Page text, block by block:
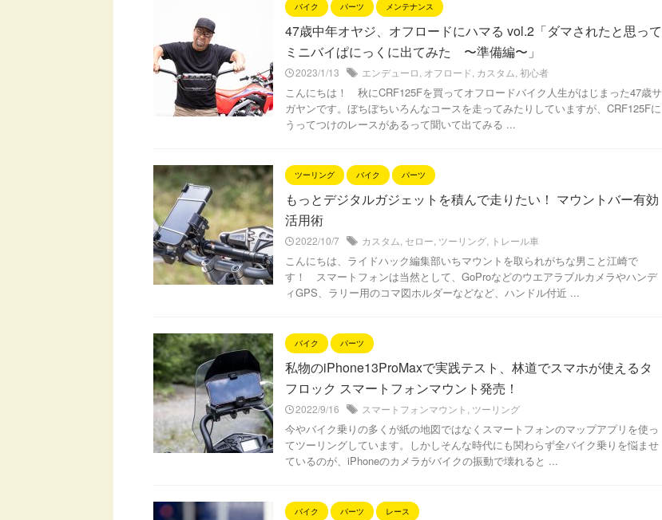
バイク パーツ メンテナンス
47歳中年オヤジ、オフロードにハマる vol.2「ダマされたと思って
ミニバイぱにっくに出てみた 〜準備編〜」
2023/1/13 エンデューロ オフロード カスタム 初心者
こんにちは！ 秋にCRF125Fを買ってオフロードバイク人生がはじまった47歳サ
ガヤンです。ぼちぼちいろんなコースを走ってみたりしていますが、CRF125Fに
うってつけのレースがあるって聞いて出てみる ...
ツーリング バイク パーツ
もっとデジタルガジェットを積んで走りたい！ マウントバー有効
活用術
2022/10/7 カスタム セロー ツーリング トレール車
こんにちは、ライドハック編集部いちマウントを取られがちな男こと江崎で
す！ スマートフォンは当然として、GoProなどのウエアラブルカメラやハンデ
ィGPS、ラリー用のコマ図ホルダーなどなど、ハンドル付近 ...
バイク パーツ
私物のiPhone13ProMaxで実践テスト、林道でスマホが使えるタ
フロック スマートフォンマウント発売！
2022/9/16 スマートフォンマウント ツーリング
今やバイク乗りの多くが紙の地図ではなくスマートフォンのマップアプリを使っ
てツーリングしています。しかしそんな時代にも関わらず全バイク乗りを悩ませ
ているのが、iPhoneのカメラがバイクの振動で壊れると ...
バイク パーツ レース